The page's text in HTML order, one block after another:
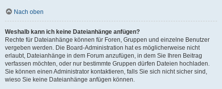
Nach oben
Weshalb kann ich keine Dateianhänge anfügen?
Rechte für Dateianhänge können für Foren, Gruppen und einzelne Benutzer
vergeben werden. Die Board-Administration hat es möglicherweise nicht
erlaubt, Dateianhänge in dem Forum anzufügen, in dem Sie Ihren Beitrag
verfassen möchten, oder nur bestimmte Gruppen dürfen Dateien hochladen.
Sie können einen Administrator kontaktieren, falls Sie sich nicht sicher sind,
wieso Sie keine Dateianhänge anfügen können.